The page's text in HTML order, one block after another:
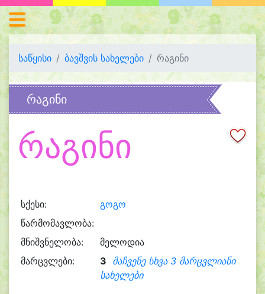
საწყისი ბავშვის სახელები რაგინი
რაგინი
რაგინი
სქესი:
გოგო
წარმომავლობა:
მნიშვნელობა:
მელოდია
მარცვლები:
3 მაჩვენე სხვა 3 მარცვლიანი
სახელები